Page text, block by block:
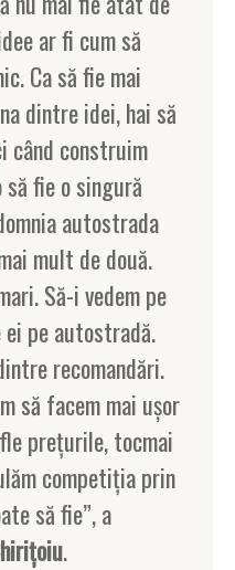
ar fi cum să
Ca să fie mai
dintre idei, hai să
când construim
fie o singură
autostrada
mult de două.
Să-i vedem pe
pe autostradă.
recomandări.
să facem mai uşor
preţurile, tocmai
competiţia prin
să fie”, a
.